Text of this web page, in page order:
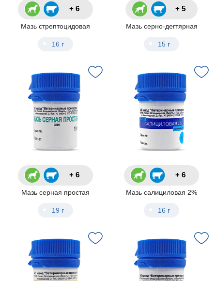
+ 6
Мазь стрептоцидовая
16 г
+ 5
Мазь серно-дегтярная
15 г
+ 6
Мазь серная простая
19 г
+ 6
Мазь салициловая 2%
16 г